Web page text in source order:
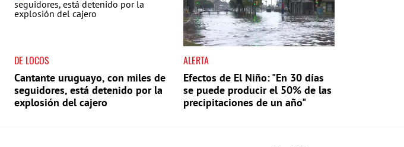
DE LOCOS
Cantante uruguayo, con miles de
seguidores, está detenido por la
explosión del cajero
ALERTA
Efectos de El Niño: "En 30 días
se puede producir el 50% de las
precipitaciones de un año"